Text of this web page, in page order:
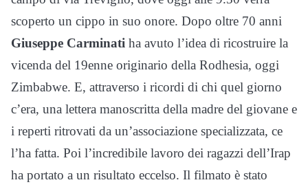
scoperto un cippo in suo onore. Dopo oltre 70 anni
Giuseppe Carminati ha avuto l’idea di ricostruire la
vicenda del 19enne originario della Rodhesia, oggi
Zimbabwe. E, attraverso i ricordi di chi quel giorno
c’era, una lettera manoscritta della madre del giovane e
i reperti ritrovati da un’associazione specializzata, ce
l’ha fatta. Poi l’incredibile lavoro dei ragazzi dell’Irap
ha portato a un risultato eccelso. Il filmato è stato